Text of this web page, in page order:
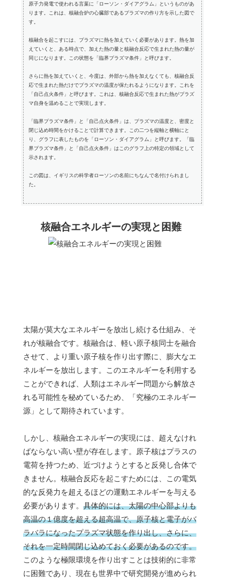
原子力発電で使われる言葉に「ローソン・ダイアグラム」というものがあ
ります。これは、核融合炉の心臓部であるプラズマの作り方を示した図で
す。
核融合を起こすには、プラズマに熱を加えていく必要があります。熱を加
えていくと、ある時点で、加えた熱の量と核融合反応で生まれた熱の量が
同じになります。この状態を「臨界プラズマ条件」と呼びます。
さらに熱を加えていくと、今度は、外部から熱を加えなくても、核融合反
応で生まれた熱だけでプラズマの温度が保たれるようになります。これを
「自己点火条件」と呼びます。これは、核融合反応で生まれた熱がプラズ
マ自身を温めることで実現します。
「臨界プラズマ条件」と「自己点火条件」は、プラズマの温度と、密度と
閉じ込め時間をかけることで計算できます。この二つを縦軸と横軸にと
り、グラフに表したものを「ローソン・ダイアグラム」と呼びます。「臨
界プラズマ条件」と「自己点火条件」はこのグラフ上の特定の領域として
示されます。
この図は、イギリスの科学者ローソンの名前にちなんで名付けられまし
た。
核融合エネルギーの実現と困難
太陽が莫大なエネルギーを放出し続ける仕組み、そ
れが核融合です。核融合は、軽い原子核同士を融合
させて、より重い原子核を作り出す際に、膨大なエ
ネルギーを放出します。このエネルギーを利用する
ことができれば、人類はエネルギー問題から解放さ
れる可能性を秘めているため、「究極のエネルギー
源」として期待されています。
しかし、核融合エネルギーの実現には、超えなけれ
ばならない高い壁が存在します。原子核はプラスの
電荷を持つため、近づけようとすると反発し合体で
きません。核融合反応を起こすためには、この電気
的な反発力を超えるほどの運動エネルギーを与える
必要があります。 具体的には、太陽の中心部よりも
高温の１億度を超える超高温で、原子核と電子がバ
ラバラになったプラズマ状態を作り出し、さらに、
それを一定時間閉じ込めておく必要があるのです。
このような極限環境を作り出すことは技術的に非常
に困難であり、現在も世界中で研究開発が進められ